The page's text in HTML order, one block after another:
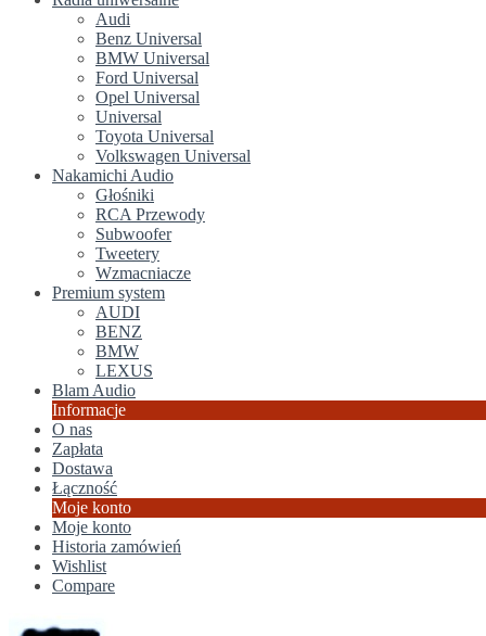
Audi
Benz Universal
BMW Universal
Ford Universal
Opel Universal
Universal
Toyota Universal
Volkswagen Universal
Nakamichi Audio
Głośniki
RCA Przewody
Subwoofer
Tweetery
Wzmacniacze
Premium system
AUDI
BENZ
BMW
LEXUS
Blam Audio
Informacje
O nas
Zapłata
Dostawa
Łączność
Moje konto
Moje konto
Historia zamówień
Wishlist
Compare